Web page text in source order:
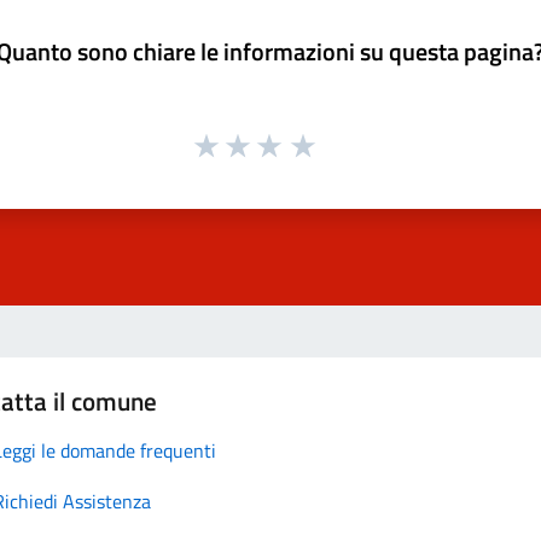
sono chiare le informazioni su questa
il comune
le domande frequenti
Assistenza